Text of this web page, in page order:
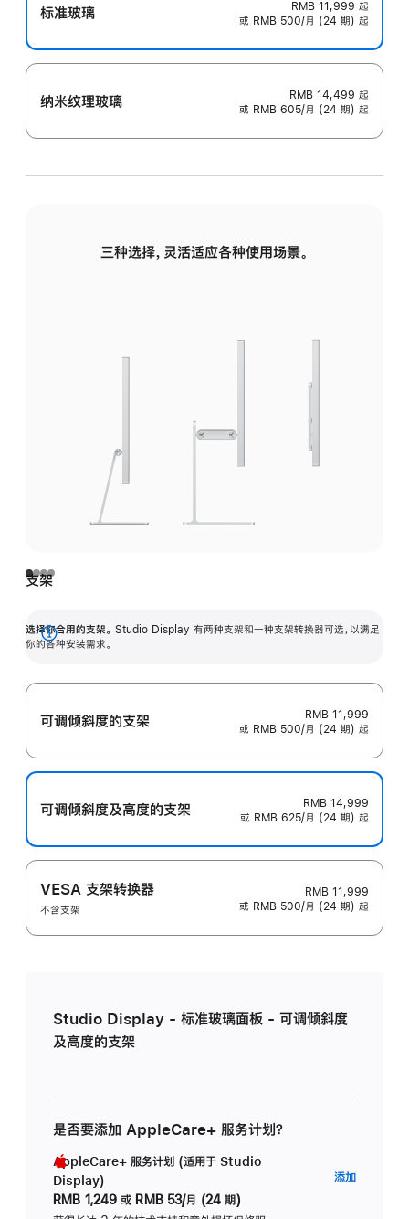
标准玻璃 RMB 11,999 起
或 RMB 500/月 (24 期) 起
纳米纹理玻璃 RMB 14,499 起
或 RMB 605/月 (24 期) 起
三种选择，灵活适应各种使用场景。
支架
选择你合用的支架。 Studio Display 有两种支架和一种支架转换器可选，以满足
你的各种安装需求。
展
可调倾斜度的支架
RMB 11,999
或 RMB 500/月 (24 期) 起
可调倾斜度及高‍度的支‍架
RMB 14,999
或 RMB 625/月 (24 期) 起
VESA 支架转换器
不含支架
RMB 11,999
或 RMB 500/月 (24 期) 起
Studio Display - 标准玻璃面板 - 可调倾斜度
及高度的支架
是否要添加 AppleCare+ 服务计划？
AppleCare+ 服务计划 (适用于 Studio
Display)
RMB 1,249 或 RMB 53/月 (24 期)
添加